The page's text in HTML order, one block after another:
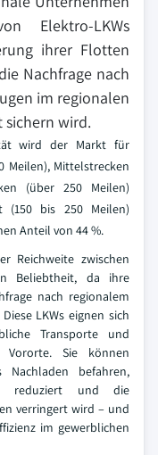
Elektro-LKWs
ihrer Flotten
Nachfrage nach
im regionalen
wird.
wird der Markt für
Meilen), Mittelstrecken
(über 250 Meilen)
(150 bis 250 Meilen)
Anteil von 44 %.
Reichweite zwischen
Beliebtheit, da ihre
nach regionalem
LKWs eignen sich
Transporte und
Sie können
befahren,
reduziert und die
verringert wird – und
im gewerblichen